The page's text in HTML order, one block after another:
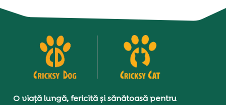
O viață lungă, fericită și sănătoasă pentru